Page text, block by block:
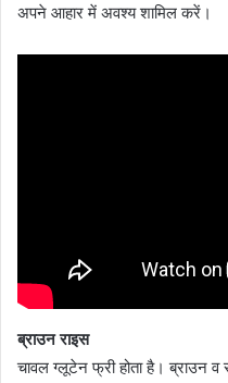
अपने आहार में अवश्य शामिल करें।
ब्राउन राइस
चावल ग्लूटेन फ्री होता है। ब्राउन